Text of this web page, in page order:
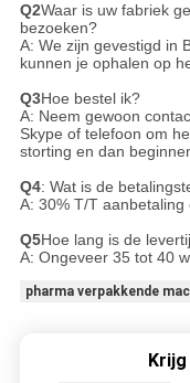
Q2Waar is uw fabriek
bezoeken?
A: We zijn gevestigd in
kunnen je ophalen op
Q3Hoe bestel ik?
A: Neem gewoon
Skype of telefoon om
storting en dan
Q4: Wat is de
A: 30% T/T aanbetaling
Q5Hoe lang is de
A: Ongeveer 35 tot 40
pharma verpakkende